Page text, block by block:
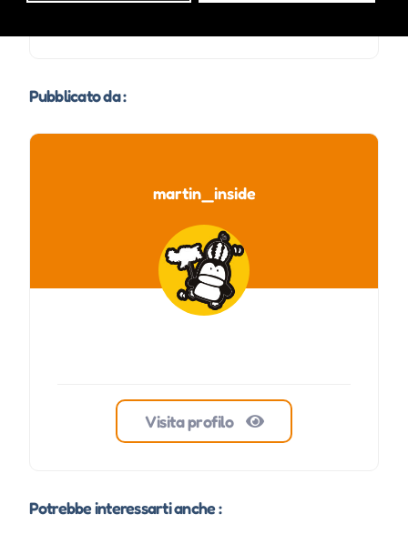
Pubblicato da :
martin_inside
Visita profilo
Potrebbe interessarti anche :